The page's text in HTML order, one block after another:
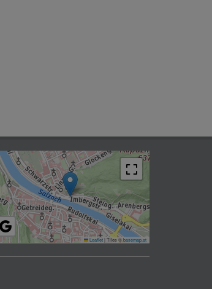
Leaflet|Tiles ©basemap.at